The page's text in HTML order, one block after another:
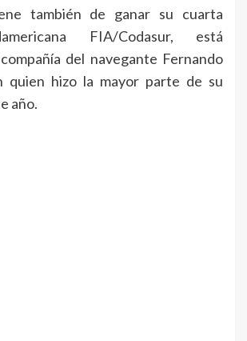
también de ganar su cuarta
FIA/Codasur, está
del navegante Fernando
quien hizo la mayor parte de su
año.